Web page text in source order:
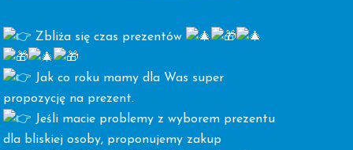
Zbliża się czas prezentów
Jak co roku mamy dla Was super
propozycję na prezent.
Jeśli macie problemy z wyborem prezentu
dla bliskiej osoby, proponujemy zakup